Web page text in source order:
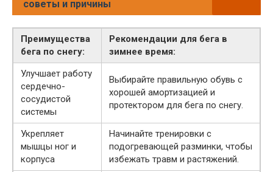
советы и причины
Преимущества
бега по снегу:
Рекомендации для бега в
зимнее время:
Улучшает работу
сердечно-
сосудистой
системы
Выбирайте правильную обувь с
хорошей амортизацией и
протектором для бега по снегу.
Укрепляет
мышцы ног и
корпуса
Начинайте тренировки с
подогревающей разминки, чтобы
избежать травм и растяжений.